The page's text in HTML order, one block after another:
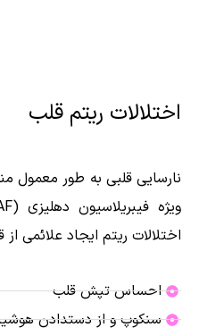
اختلالات ریتم قلب
نارسایی قلبی به طور معمول
اختلالات ریتم ایجاد علائمی
احساس تپش قلب
سنکوپ و از دستدادن